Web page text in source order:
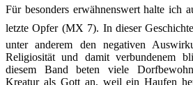
Für besonders erwähnenswert halte ich
letzte Opfer (MX 7). In dieser
unter anderem den negativen
Religiosität und damit verbundenem
diesem Band beten viele
Kreatur als Gott an, weil ein Haufen